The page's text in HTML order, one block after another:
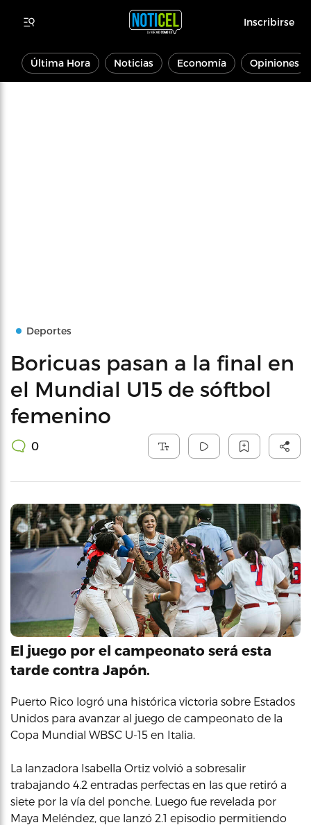
Inscribirse
Última Hora Noticias Economía Opiniones
Deportes
Boricuas pasan a la final en
el Mundial U15 de sóftbol
femenino
0
El juego por el campeonato será esta
tarde contra Japón.
Puerto Rico logró una histórica victoria sobre Estados
Unidos para avanzar al juego de campeonato de la
Copa Mundial WBSC U-15 en Italia.
La lanzadora Isabella Ortiz volvió a sobresalir
trabajando 4.2 entradas perfectas en las que retiró a
siete por la vía del ponche. Luego fue revelada por
Maya Meléndez, que lanzó 2.1 episodio permitiendo